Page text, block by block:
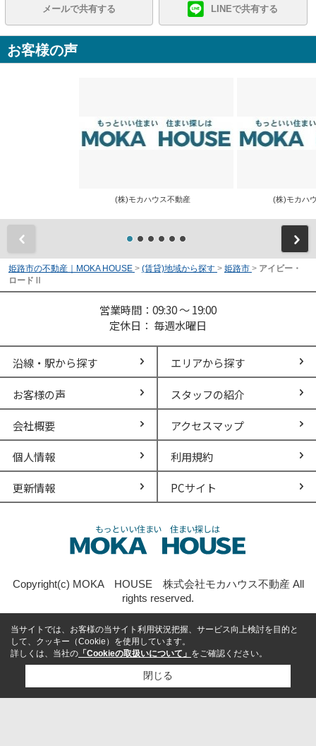
メールで共有する LINEで共有する
お客様の声
(株)モカハウス不動産 (株)モカハ
姫路市の不動産｜MOKA HOUSE > (賃貸)地域から探す > 姫路市 > アイビー・
ロードⅡ
営業時間：09:30 ～ 19:00
定休日： 毎週水曜日
沿線・駅から探す エリアから探す
お客様の声 スタッフの紹介
会社概要 アクセスマップ
個人情報 利用規約
更新情報 PCサイト
Copyright(c) MOKA HOUSE 株式会社モカハウス不動産 All
rights reserved.
当サイトでは、お客様の当サイト利用状況把握、サービス向上検討を目的と
して、クッキー（Cookie）を使用しています。
詳しくは、当社の 「Cookieの取扱いについて」 をご確認ください。
閉じる